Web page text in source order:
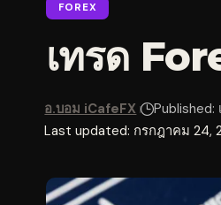
FOREX
เทรด
Last updated: กรกฎาคม 24,
อ.บอม iCafeFX Published: